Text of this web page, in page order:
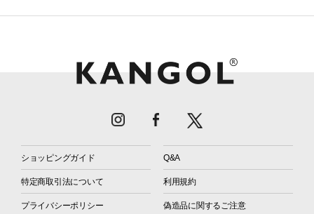
ショッピングガイド Q&A
特定商取引法について 利用規約
プライバシーポリシー 偽造品に関するご注意